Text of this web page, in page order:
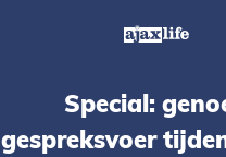
Special:
gespreksvoer